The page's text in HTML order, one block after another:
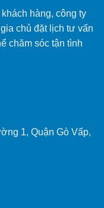
hàng, công ty
chủ đặt lịch tư vấn
chăm sóc tận tình
1, Quận Gò Vấp,